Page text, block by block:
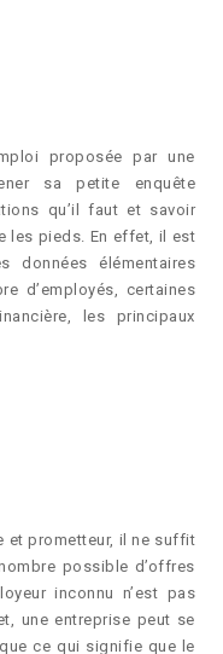
proposée par une
sa petite enquête
qu’il faut et savoir
les pieds. En effet, il est
données élémentaires
d’employés, certaines
les principaux
et prometteur, il ne suffit
possible d’offres
inconnu n’est pas
une entreprise peut se
ce qui signifie que le